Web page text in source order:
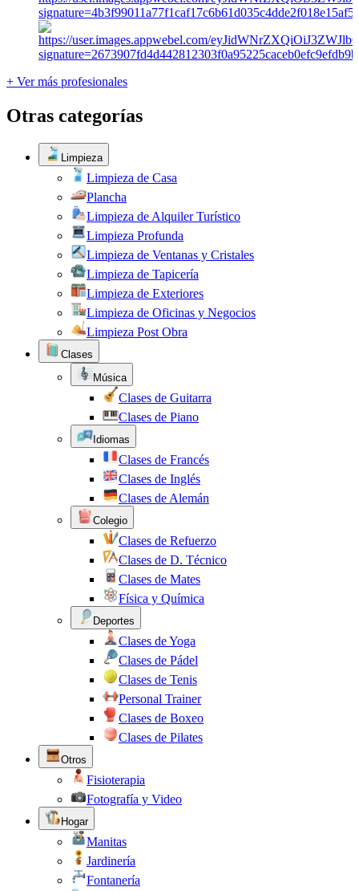
+ Ver más profesionales
Otras categorías
Limpieza
Limpieza de Casa
Plancha
Limpieza de Alquiler Turístico
Limpieza Profunda
Limpieza de Ventanas y Cristales
Limpieza de Tapicería
Limpieza de Exteriores
Limpieza de Oficinas y Negocios
Limpieza Post Obra
Clases
Música
Clases de Guitarra
Clases de Piano
Idiomas
Clases de Francés
Clases de Inglés
Clases de Alemán
Colegio
Clases de Refuerzo
Clases de D. Técnico
Clases de Mates
Física y Química
Deportes
Clases de Yoga
Clases de Pádel
Clases de Tenis
Personal Trainer
Clases de Boxeo
Clases de Pilates
Otros
Fisioterapia
Fotografía y Video
Hogar
Manitas
Jardinería
Fontanería